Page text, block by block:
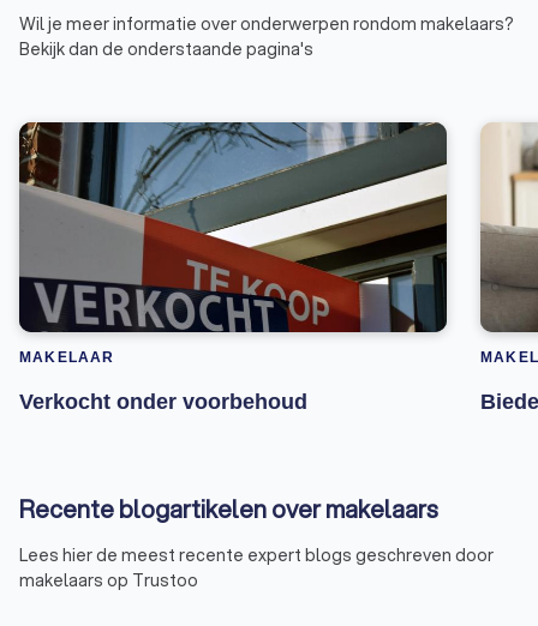
Wil je meer informatie over onderwerpen rondom makelaars?
Bekijk dan de onderstaande pagina's
MAKELAAR
Verkocht onder voorbehoud
Recente blogartikelen over makelaars
Lees hier de meest recente expert blogs geschreven door
makelaars op Trustoo